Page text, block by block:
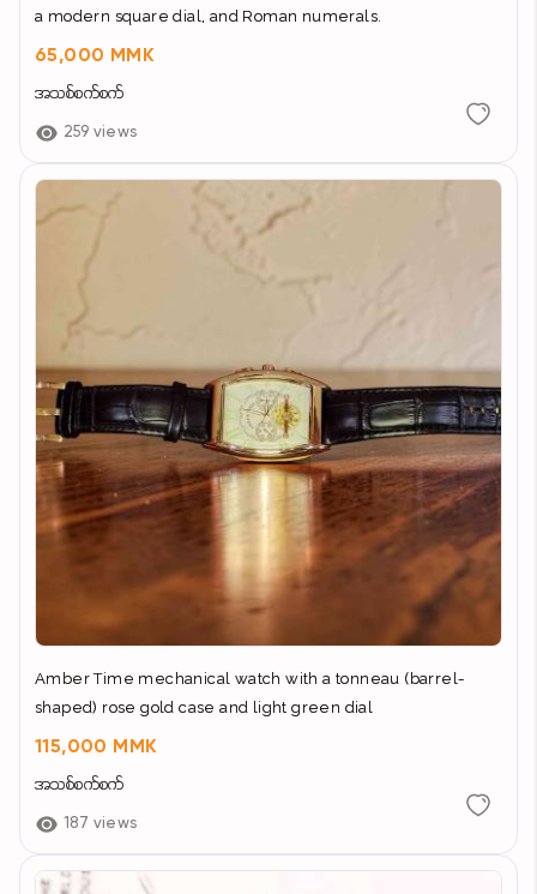
a modern square dial, and Roman numerals.
65,000 MMK
အသစ်စက်စက်
259 views
Amber Time mechanical watch with a tonneau (barrel-
shaped) rose gold case and light green dial
115,000 MMK
အသစ်စက်စက်
187 views